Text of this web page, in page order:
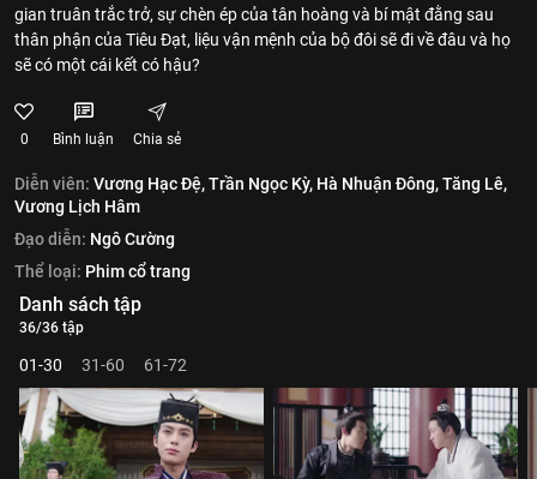
gian truân trắc trở, sự chèn ép của tân hoàng và bí mật đằng sau
thân phận của Tiêu Đạt, liệu vận mệnh của bộ đôi sẽ đi về đâu và họ
sẽ có một cái kết có hậu?
0 Bình luận Chia sẻ
Diễn viên: Vương Hạc Đệ,Trần Ngọc Kỳ, Hà Nhuận Đông,Tăng Lê,
Vương Lịch Hâm
Đạo diễn: Ngô Cường
Thể loại: Phim cổ trang
Danh sách tập
36/36 tập
01-30 31-60 61-72